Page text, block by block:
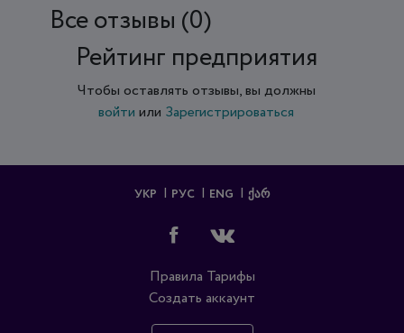
Все отзывы (0)
Рейтинг предприятия
Чтобы оставлять отзывы, вы должны
войти или Зарегистрироваться
УКР РУС ENG ᲥᲐᲠ
Правила Тарифы
Создать аккаунт